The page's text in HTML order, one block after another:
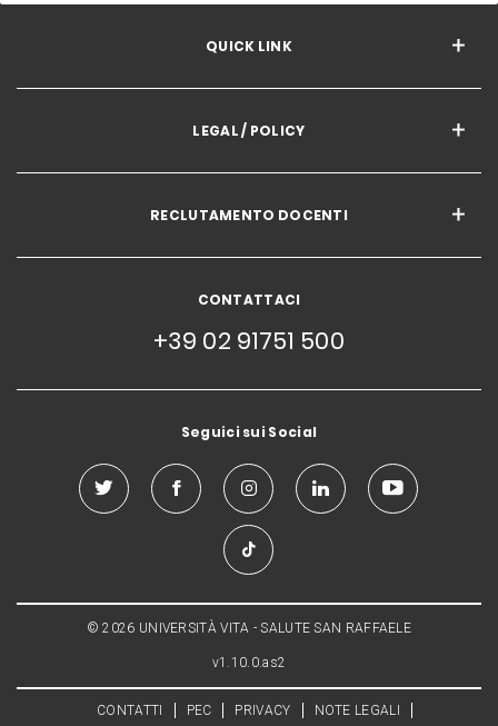
QUICK LINK
LEGAL / POLICY
RECLUTAMENTO DOCENTI
CONTATTACI
+39 02 91751 500
Seguici sui Social
© 2026 UNIVERSITÀ VITA - SALUTE SAN RAFFAELE
v1.10.0.as2
CONTATTI PEC PRIVACY NOTE LEGALI